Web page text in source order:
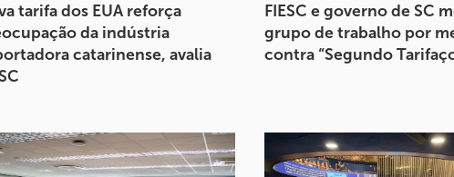
tarifa dos EUA reforça
da indústria
catarinense, avalia
FIESC e governo de SC
grupo de trabalho por
contra “Segundo